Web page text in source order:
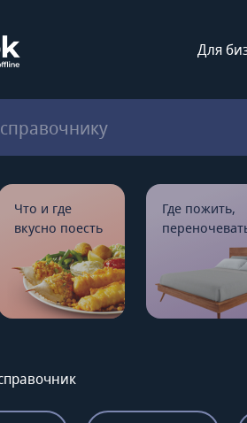
Для
Что и где
вкусно поесть
Где пожить,